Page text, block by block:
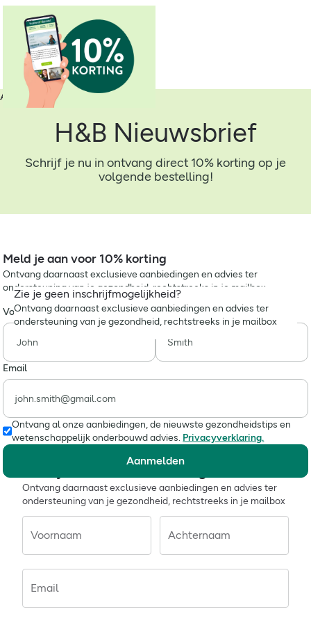
Altijd als eerste op de hoogte
H&B Nieuwsbrief
Schrijf je nu in ontvang direct 10% korting op je
volgende bestelling!
Meld je aan voor 10% korting
Ontvang daarnaast exclusieve aanbiedingen en advies ter
ondersteuning van je gezondheid, rechtstreeks in je mailbox
Voornaam Achternaam
Email
Ontvang al onze aanbiedingen, de nieuwste gezondheidstips en
wetenschappelijk onderbouwd advies. Privacyverklaring.
Aanmelden
Zie je geen inschrijfmogelijkheid?
Ontvang daarnaast exclusieve aanbiedingen en advies ter
ondersteuning van je gezondheid, rechtstreeks in je mailbox
Ontvang daarnaast exclusieve aanbiedingen en advies ter
ondersteuning van je gezondheid, rechtstreeks in je mailbox
Voornaam Achternaam
Email